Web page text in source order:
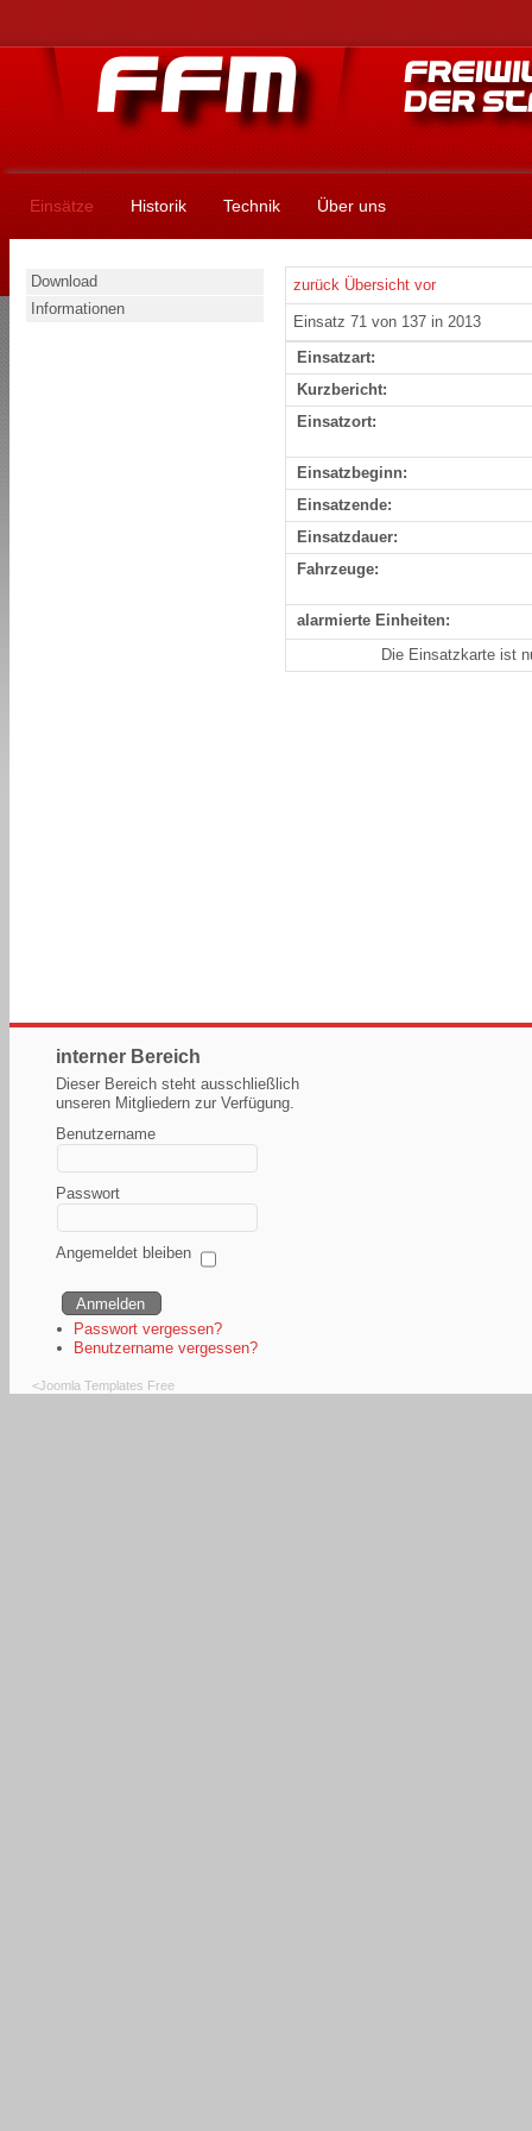
Einsätze Historik Technik Über uns
Download
Informationen
zurück Übersicht vor
Einsatz 71 von 137 in 2013
Einsatzart:
Kurzbericht:
Einsatzort:
Einsatzbeginn:
Einsatzende:
Einsatzdauer:
Fahrzeuge:
alarmierte Einheiten:
Die Einsatzkarte ist
interner Bereich
Dieser Bereich steht ausschließlich
unseren Mitgliedern zur Verfügung.
Benutzername
Passwort
Angemeldet bleiben
Passwort vergessen?
Benutzername vergessen?
<Joomla Templates Free